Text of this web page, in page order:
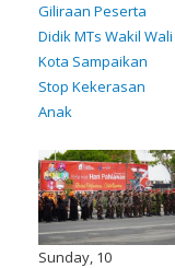
Giliraan Peserta
Didik MTs Wakil Wali
Kota Sampaikan
Stop Kekerasan
Anak
Sunday, 10